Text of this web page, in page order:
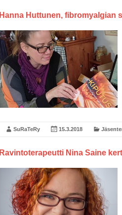
Hanna Huttunen, fibromyalgian
SuRaTeRy 15.3.2018
Ravintoterapeutti Nina Saine